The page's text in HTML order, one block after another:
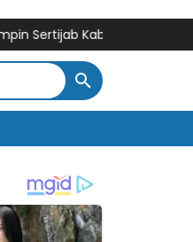
Kabag, Kasat, Kapolsek,